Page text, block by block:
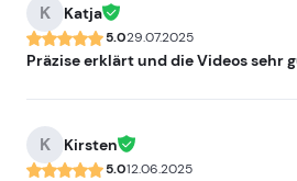
K Katja
5.029.07.2025
Präzise erklärt und die Videos sehr
K Kirsten
5.012.06.2025